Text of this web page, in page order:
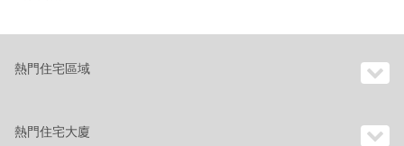
熱門住宅區域
熱門住宅大廈